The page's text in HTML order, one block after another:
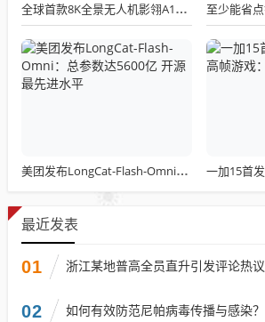
全球首款8K全景无人机影翎A1全球出货量突破三万，上市仅一个月！
美团发布LongCat-Flash-Omni：总参数达5600亿 开源最先进水平
最近发表
01 浙江某地普高全员直升引发评论热议
02 如何有效防范尼帕病毒传播与感染？